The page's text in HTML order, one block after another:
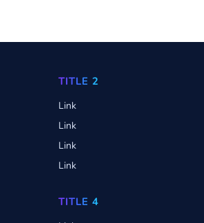
TITLE 2
Link
Link
Link
Link
TITLE 4